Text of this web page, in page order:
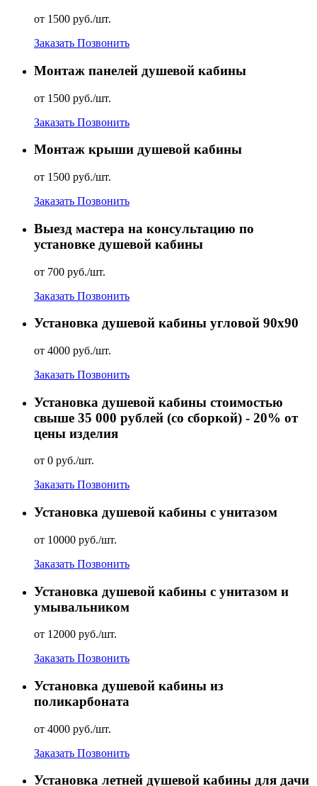
от 1500 руб./шт.
Заказать Позвонить
Монтаж панелей душевой кабины
от 1500 руб./шт.
Заказать Позвонить
Монтаж крыши душевой кабины
от 1500 руб./шт.
Заказать Позвонить
Выезд мастера на консультацию по
установке душевой кабины
от 700 руб./шт.
Заказать Позвонить
Установка душевой кабины угловой 90х90
от 4000 руб./шт.
Заказать Позвонить
Установка душевой кабины стоимостью
свыше 35 000 рублей (со сборкой) - 20% от
цены изделия
от 0 руб./шт.
Заказать Позвонить
Установка душевой кабины с унитазом
от 10000 руб./шт.
Заказать Позвонить
Установка душевой кабины с унитазом и
умывальником
от 12000 руб./шт.
Заказать Позвонить
Установка душевой кабины из
поликарбоната
от 4000 руб./шт.
Заказать Позвонить
Установка летней душевой кабины для дачи